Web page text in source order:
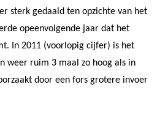
sterk gedaald ten opzichte van het
opeenvolgende jaar dat het
In 2011 (voorlopig cijfer) is het
weer ruim 3 maal zo hoog als in
door een fors grotere invoer